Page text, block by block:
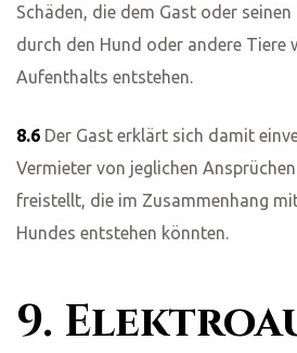
Schäden, die dem Gast oder
durch den Hund oder andere Tiere
Aufenthalts entstehen.
8.6 Der Gast erklärt sich damit
Vermieter von jeglichen
freistellt, die im Zusammenhang
Hundes entstehen könnten.
9.